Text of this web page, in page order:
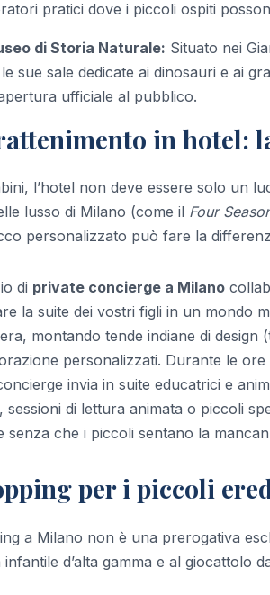
pratici dove i piccoli ospiti
di Storia Naturale: Situato nei
sue sale dedicate ai dinosauri e ai
ufficiale al pubblico.
in hotel:
l’hotel non deve essere solo un
lusso di Milano (come il Four
personalizzato può fare la
di private concierge a Milano
la suite dei vostri figli in un mondo
montando tende indiane di
personalizzati. Durante le
invia in suite educatrici e
sessioni di lettura animata o piccoli
senza che i piccoli sentano la
per i piccoli
a Milano non è una prerogativa
infantile d’alta gamma e al giocattolo